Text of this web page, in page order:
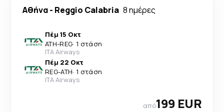
Αθήνα- Reggio Calabria 8 ημέρες
Πέμ 15 Οκτ
ATH-REG· 1 στάση
ITA Airways
Πέμ 22 Οκτ
REG-ATH· 1 στάση
ITA Airways
από199 EUR